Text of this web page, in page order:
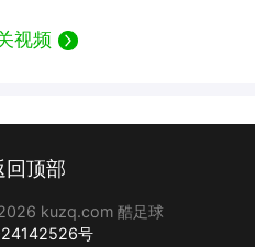
视频
回顶部
kuzq.com 酷足球
号